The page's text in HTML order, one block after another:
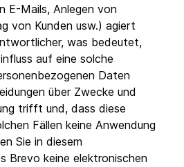
E-Mails, Anlegen von
von Kunden usw.) agiert
was bedeutet,
auf eine solche
Daten
über Zwecke und
trifft und, dass diese
Fällen keine Anwendung
Sie in diesem
Brevo keine elektronischen